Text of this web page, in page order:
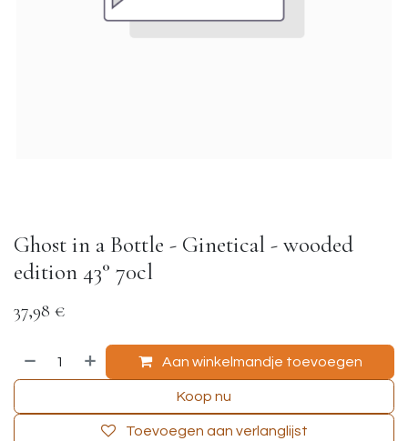
Ghost in a Bottle - Ginetical - wooded
edition 43° 70cl
37,98 €
Aan winkelmandje toevoegen
Koop nu
Toevoegen aan verlanglijst